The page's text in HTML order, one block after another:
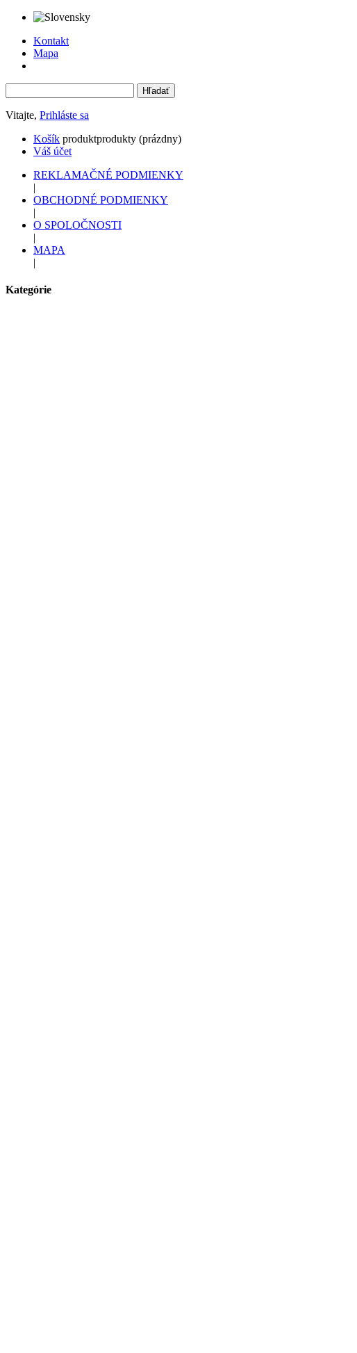
Kontakt
Mapa
Vitajte, Prihláste sa
Košík produktprodukty (prázdny)
Váš účet
REKLAMAČNÉ PODMIENKY
|
OBCHODNÉ PODMIENKY
|
O SPOLOČNOSTI
|
MAPA
|
Kategórie